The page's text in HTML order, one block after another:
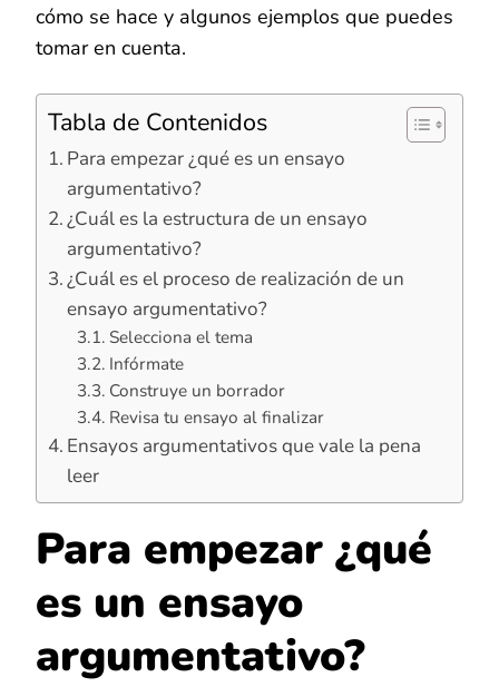
cómo se hace y algunos ejemplos que puedes
tomar en cuenta.
Tabla de Contenidos
Para empezar ¿qué es un ensayo
argumentativo?
¿Cuál es la estructura de un ensayo
argumentativo?
¿Cuál es el proceso de realización de un
ensayo argumentativo?
Selecciona el tema
Infórmate
Construye un borrador
Revisa tu ensayo al finalizar
Ensayos argumentativos que vale la pena
leer
Para empezar ¿qué
es un ensayo
argumentativo?